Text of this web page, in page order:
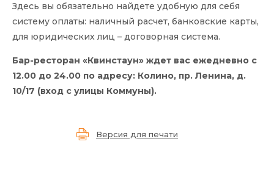
Здесь вы обязательно найдете удобную для себя
систему оплаты: наличный расчет, банковские карты,
для юридических лиц – договорная система.
Бар-ресторан «Квинстаун» ждет вас ежедневно с
12.00 до 24.00 по адресу: Колино, пр. Ленина, д.
10/17 (вход с улицы Коммуны).
Версия для печати